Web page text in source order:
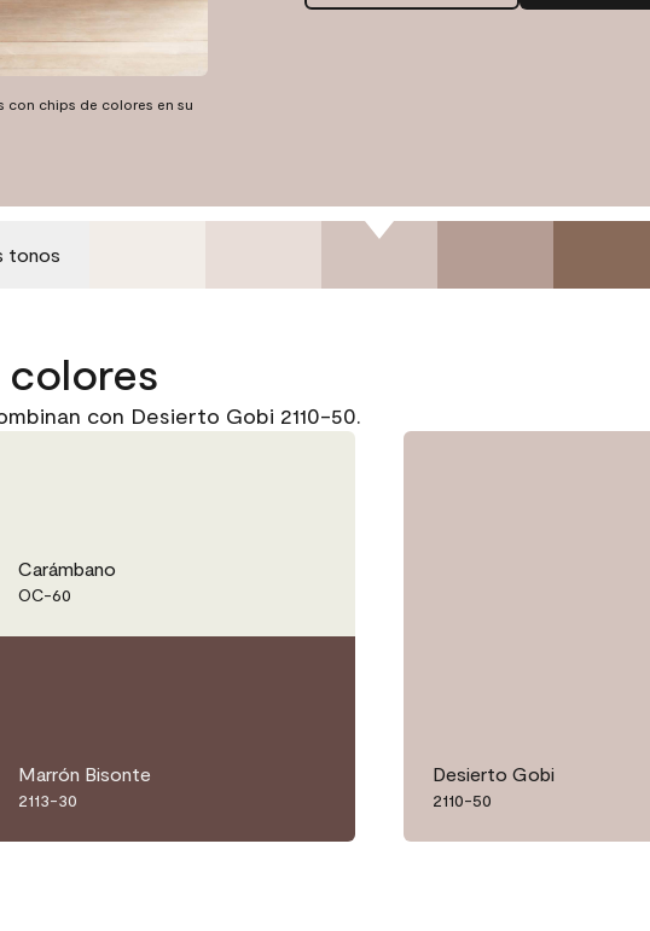
con chips de colores en su
tonos
con Desierto Gobi 2110-50.
Carámbano
OC-60
Marrón Bisonte
2113-30
Desierto Gobi
2110-50